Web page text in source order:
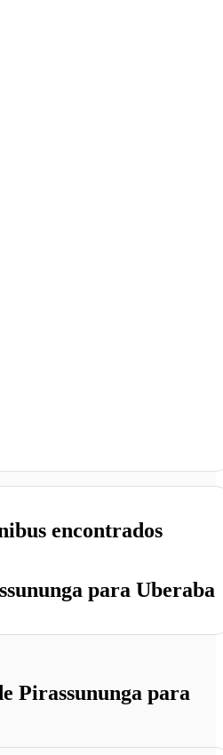
para Uberaba
encontrados
Pirassununga para